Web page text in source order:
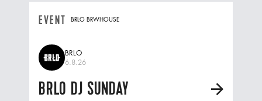
EVENT BRLO BRWHOUSE
BRLO
6.8.26
BRLO DJ SUNDAY A